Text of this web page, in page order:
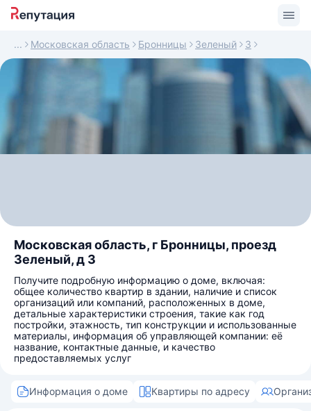
Московская область Бронницы Зеленый 3
Московская область, г Бронницы, проезд
Зеленый, д 3
Получите подробную информацию о доме, включая:
общее количество квартир в здании, наличие и список
организаций или компаний, расположенных в доме,
детальные характеристики строения, такие как год
постройки, этажность, тип конструкции и использованные
материалы, информация об управляющей компании: её
название, контактные данные, и качество
предоставляемых услуг
Информация о доме Квартиры по адресу